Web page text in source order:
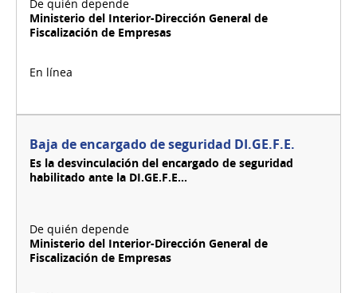
Ministerio del Interior-Dirección General de
Fiscalización de Empresas
Baja de encargado de seguridad DI.GE.F.E.
Es la desvinculación del encargado de seguridad
habilitado ante la DI.GE.F.E...
Ministerio del Interior-Dirección General de
Fiscalización de Empresas